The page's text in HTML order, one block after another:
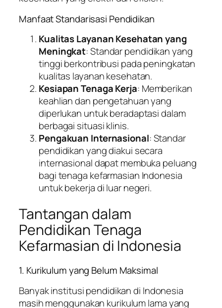
Manfaat Standarisasi Pendidikan
Kualitas Layanan Kesehatan yang
Meningkat: Standar pendidikan yang
tinggi berkontribusi pada peningkatan
kualitas layanan kesehatan.
Kesiapan Tenaga Kerja: Memberikan
keahlian dan pengetahuan yang
diperlukan untuk beradaptasi dalam
berbagai situasi klinis.
Pengakuan Internasional: Standar
pendidikan yang diakui secara
internasional dapat membuka peluang
bagi tenaga kefarmasian Indonesia
untuk bekerja di luar negeri.
Tantangan dalam
Pendidikan Tenaga
Kefarmasian di Indonesia
1. Kurikulum yang Belum Maksimal
Banyak institusi pendidikan di Indonesia
masih menggunakan kurikulum lama yang